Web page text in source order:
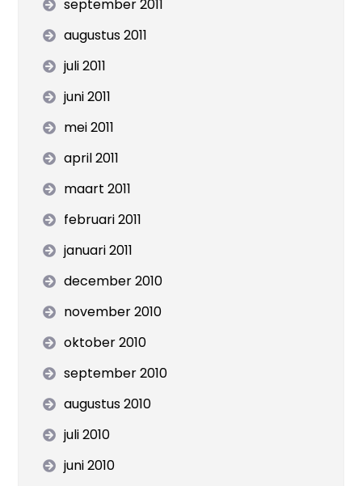
september 2011
augustus 2011
juli 2011
juni 2011
mei 2011
april 2011
maart 2011
februari 2011
januari 2011
december 2010
november 2010
oktober 2010
september 2010
augustus 2010
juli 2010
juni 2010